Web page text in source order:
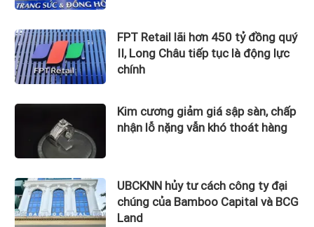
FPT Retail lãi hơn 450 tỷ đồng quý
II, Long Châu tiếp tục là động lực
chính
Kim cương giảm giá sập sàn, chấp
nhận lỗ nặng vẫn khó thoát hàng
UBCKNN hủy tư cách công ty đại
chúng của Bamboo Capital và BCG
Land